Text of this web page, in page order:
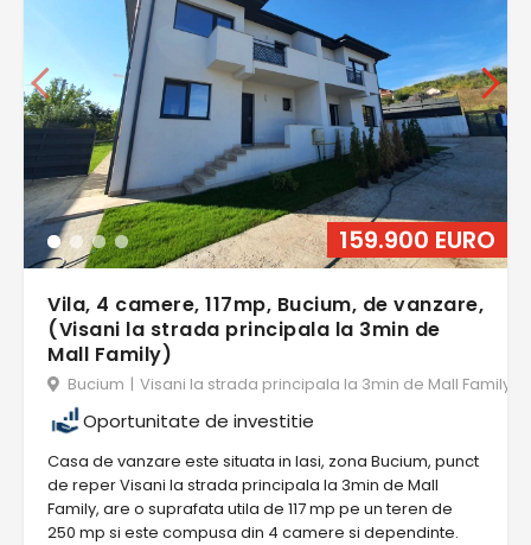
159.900 EURO
Vila, 4 camere, 117mp, Bucium, de vanzare,
(Visani la strada principala la 3min de
Mall Family)
Bucium | Visani la strada principala la 3min de Mall Family
Oportunitate de investitie
Casa de vanzare este situata in Iasi, zona Bucium, punct
de reper Visani la strada principala la 3min de Mall
Family, are o suprafata utila de 117 mp pe un teren de
250 mp si este compusa din 4 camere si dependinte.